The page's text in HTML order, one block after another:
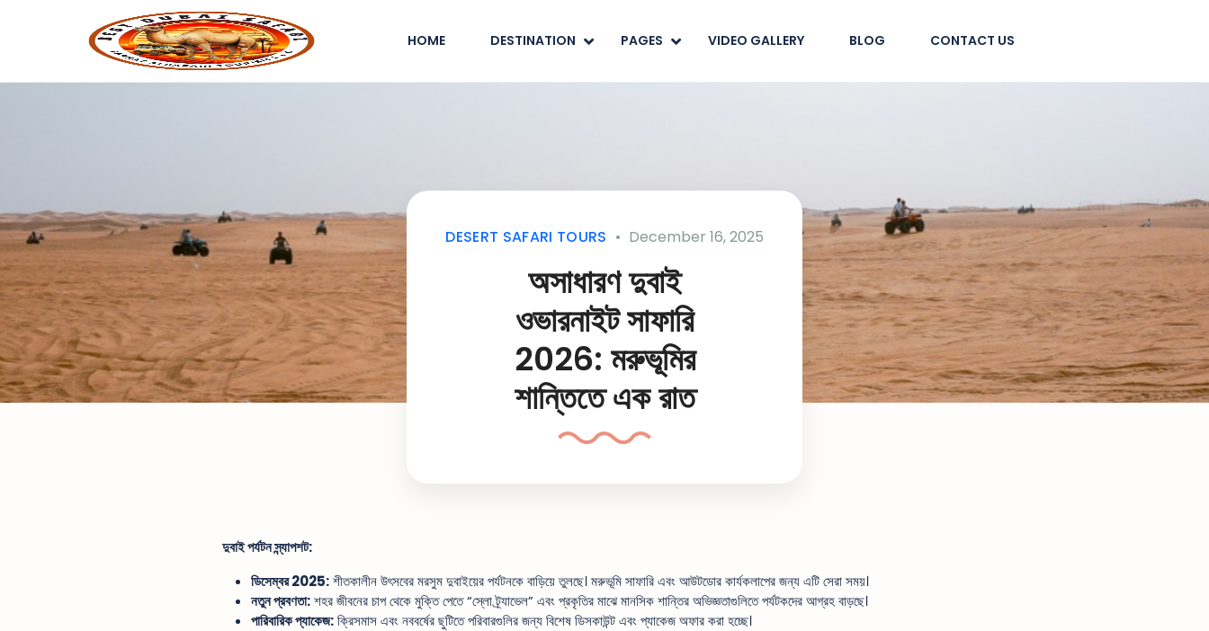
HOME DESTINATION PAGES VIDEO GALLERY BLOG CONTACT US
DESERT SAFARI TOURS December 16, 2025
অসাধারণ দুবাই
ওভারনাইট সাফারি
2026: মরুভূমির
শান্তিতে এক রাত
দুবাই পর্যটন স্ন্যাপশট:
ডিসেম্বর 2025:শীতকালীন উৎসবের মরসুম দুবাইয়ের পর্যটনকে বাড়িয়ে তুলছে। মরুভূমি সাফারি এবং আউটডোর কার্যকলাপের জন্য এটি সেরা সময়।
নতুন প্রবণতা:শহর জীবনের চাপ থেকে মুক্তি পেতে “স্লো ট্র্যাভেল” এবং প্রকৃতির মাঝে মানসিক শান্তির অভিজ্ঞতাগুলিতে পর্যটকদের আগ্রহ বাড়ছে।
পারিবারিক প্যাকেজ:ক্রিসমাস এবং নববর্ষের ছুটিতে পরিবারগুলির জন্য বিশেষ ডিসকাউন্ট এবং প্যাকেজ অফার করা হচ্ছে।